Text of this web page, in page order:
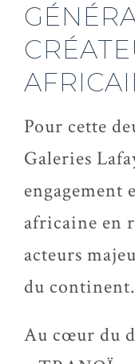
Pour cette
Galeries
engagement
africaine en
acteurs
du continent.
Au cœur du